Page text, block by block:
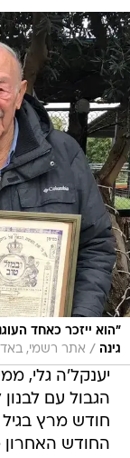
"הוא ייזכר כאחד
גינה / אתר רשמי,
יענקל'ה גלי,
החודש האחרון